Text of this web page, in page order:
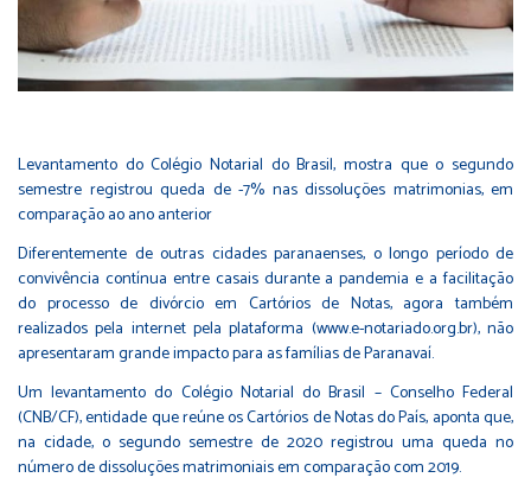
Levantamento do Colégio Notarial do Brasil, mostra que o segundo
semestre registrou queda de -7% nas dissoluções matrimonias, em
comparação ao ano anterior
Diferentemente de outras cidades paranaenses, o longo período de
convivência contínua entre casais durante a pandemia e a facilitação
do processo de divórcio em Cartórios de Notas, agora também
realizados pela internet pela plataforma (www.e-notariado.org.br), não
apresentaram grande impacto para as famílias de Paranavaí.
Um levantamento do Colégio Notarial do Brasil – Conselho Federal
(CNB/CF), entidade que reúne os Cartórios de Notas do País, aponta que,
na cidade, o segundo semestre de 2020 registrou uma queda no
número de dissoluções matrimoniais em comparação com 2019.